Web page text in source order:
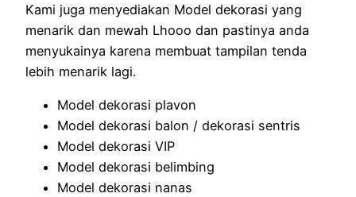
Kami juga menyediakan Model dekorasi yang
menarik dan mewah Lhooo dan pastinya anda
menyukainya karena membuat tampilan tenda
lebih menarik lagi.
Model dekorasi plavon
Model dekorasi balon / dekorasi sentris
Model dekorasi VIP
Model dekorasi belimbing
Model dekorasi nanas